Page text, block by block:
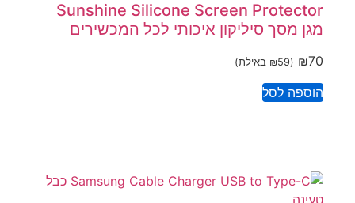
Sunshine Silicone Screen Protector
מגן מסך סיליקון איכותי לכל המכשירים
₪70
(
₪59 באילת)
הוספה לסל